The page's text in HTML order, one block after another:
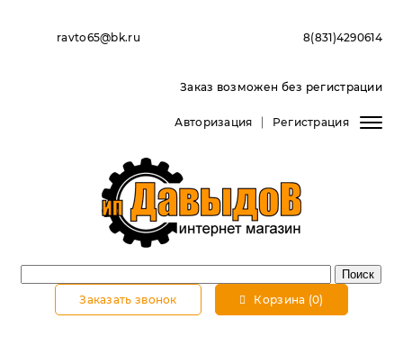
ravto65@bk.ru 8(831)4290614
Заказ возможен без регистрации
Авторизация Регистрация
Заказать звонок Корзина (0)